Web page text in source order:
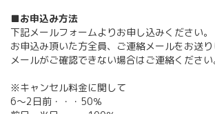
■お申込み方法
下記メールフォームよりお申し込みください。
お申込み頂いた方全員、ご連絡メールをお送り
メールがご確認できない場合はご連絡ください
※キャンセル料金に関して
6〜2日前・・・50％